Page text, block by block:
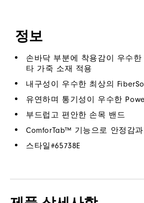
정보
손바닥 부분에 착용감이 우수한
타 가죽 소재 적용
내구성이 우수한 최상의
유연하며 통기성이 우수한
부드럽고 편안한 손목 밴드
ComforTab™ 기능으로 안정감
스타일#65738E